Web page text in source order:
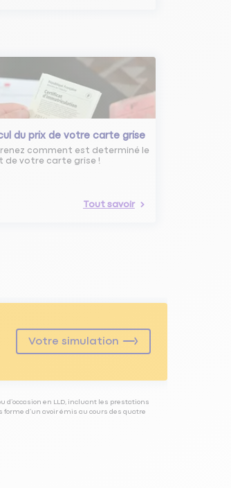
du prix de votre carte grise
comment est determiné le
de votre carte grise !
Tout savoir
Votre simulation
d’occasion en LLD, incluant les prestations
forme d’un avoir émis au cours des quatre